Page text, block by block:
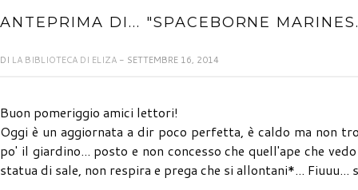
ANTEPRIMA DI... "SPACEBORNE
DI LA BIBLIOTECA DI ELIZA - SETTEMBRE 16, 2014
Buon pomeriggio amici lettori!
Oggi è un aggiornata a dir poco perfetta, è caldo ma non
po' il giardino... posto e non concesso che quell'ape che
statua di sale, non respira e prega che si allontani*...